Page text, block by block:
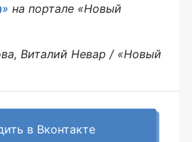
на портале «Новый
Виталий Невар / «Новый
в Вконтакте